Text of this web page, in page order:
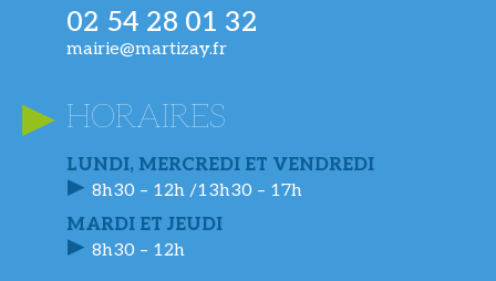
02 54 28 01 32
mairie@martizay.fr
HORAIRES
LUNDI, MERCREDI ET VENDREDI
8h30 – 12h /13h30 – 17h
MARDI ET JEUDI
8h30 – 12h